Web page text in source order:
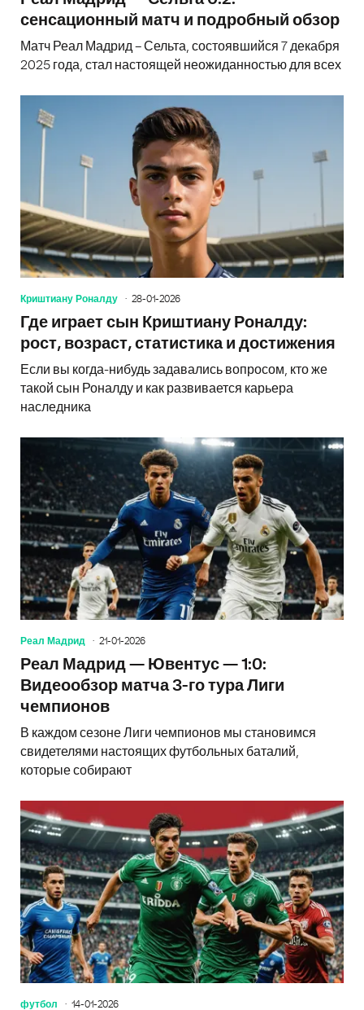
сенсационный матч и подробный обзор
Матч Реал Мадрид – Сельта, состоявшийся 7 декабря
2025 года, стал настоящей неожиданностью для всех
Криштиану Роналду 28-01-2026
Где играет сын Криштиану Роналду:
рост, возраст, статистика и достижения
Если вы когда-нибудь задавались вопросом, кто же
такой сын Роналду и как развивается карьера
наследника
Реал Мадрид 21-01-2026
Реал Мадрид — Ювентус — 1:0:
Видеообзор матча 3-го тура Лиги
чемпионов
В каждом сезоне Лиги чемпионов мы становимся
свидетелями настоящих футбольных баталий,
которые собирают
футбол 14-01-2026